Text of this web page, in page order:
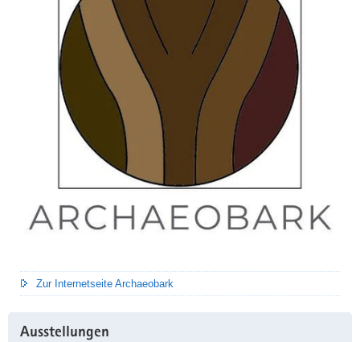
Zur Internetseite Archaeobark
Ausstellungen